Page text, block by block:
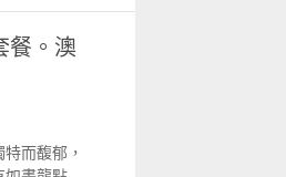
Saatchi
Colbert
Hajime
斯店全澳
星期一至
地址 WF
吃風味的就
灣師傅特
芪、黨
而來是一
十分醒
朋友，可
之後再叫
作、色彩
氛皂，真
就是找服
香氛皂和
幻氣泡蛋
名單內。
沒有想像
配搭 醋漬
新意。 波
和鮮嫩的
閃光鱘魚
其烤至淡
四位女性創
度，更引
令演出過
作上會以
的方式來
。此外，
之美配合
餐。澳
而馥郁，